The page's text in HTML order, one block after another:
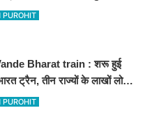
सर्विस से तुरंत घायल पहुंचेगा
PUROHIT
Bharat train : शरू हुई
ट्रैन, तीन राज्यों के लाखों लोगों
आसान, देखें पूरा रूटमैप
PUROHIT